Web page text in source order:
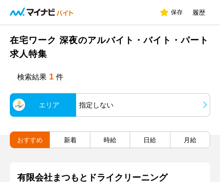
保存 履歴
在宅ワーク 深夜のアルバイト・バイト・パート
求人特集
検索結果 1 件
エリア 指定しない
おすすめ 新着 時給 日給 月給
有限会社まつもとドライクリーニング